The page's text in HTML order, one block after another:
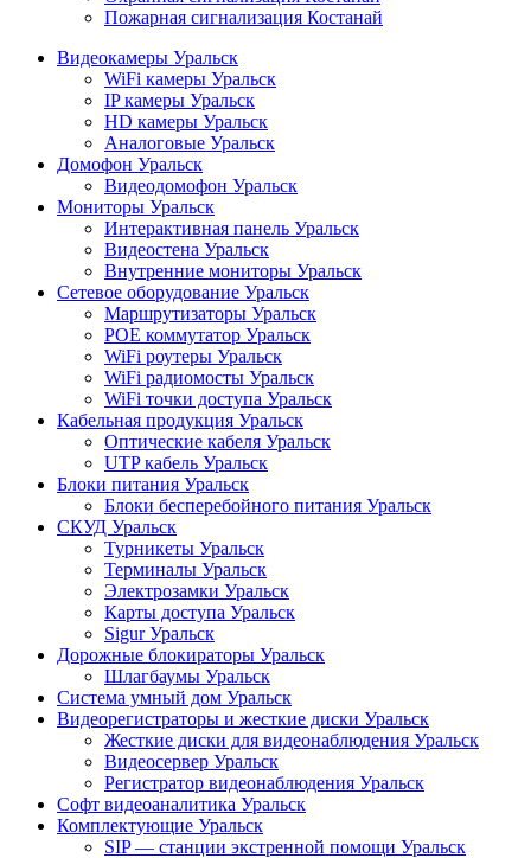
Пожарная сигнализация Костанай
Видеокамеры Уральск
WiFi камеры Уральск
IP камеры Уральск
HD камеры Уральск
Аналоговые Уральск
Домофон Уральск
Видеодомофон Уральск
Мониторы Уральск
Интерактивная панель Уральск
Видеостена Уральск
Внутренние мониторы Уральск
Сетевое оборудование Уральск
Маршрутизаторы Уральск
POE коммутатор Уральск
WiFi роутеры Уральск
WiFi радиомосты Уральск
WiFi точки доступа Уральск
Кабельная продукция Уральск
Оптические кабеля Уральск
UTP кабель Уральск
Блоки питания Уральск
Блоки бесперебойного питания Уральск
СКУД Уральск
Турникеты Уральск
Терминалы Уральск
Электрозамки Уральск
Карты доступа Уральск
Sigur Уральск
Дорожные блокираторы Уральск
Шлагбаумы Уральск
Система умный дом Уральск
Видеорегистраторы и жесткие диски Уральск
Жесткие диски для видеонаблюдения Уральск
Видеосервер Уральск
Регистратор видеонаблюдения Уральск
Софт видеоаналитика Уральск
Комплектующие Уральск
SIP — станции экстренной помощи Уральск